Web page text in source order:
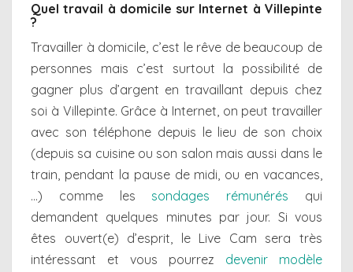
Quel travail à domicile sur Internet à Villepinte
?
Travailler à domicile, c’est le rêve de beaucoup de
personnes mais c’est surtout la possibilité de
gagner plus d’argent en travaillant depuis chez
soi à Villepinte. Grâce à Internet, on peut travailler
avec son téléphone depuis le lieu de son choix
(depuis sa cuisine ou son salon mais aussi dans le
train, pendant la pause de midi, ou en vacances,
…) comme les sondages rémunérés qui
demandent quelques minutes par jour. Si vous
êtes ouvert(e) d’esprit, le Live Cam sera très
intéressant et vous pourrez devenir modèle